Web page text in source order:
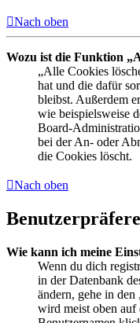
Nach oben
Wozu ist die Funktion
„Alle Cookies
hat und die dafür
bleibst. Außerdem
wie beispielsweise
Board-
bei der An- oder
die Cookies löscht.
Nach oben
Wie kann ich meine
Wenn du dich
in der Datenbank
ändern, gehe in
wird meist oben auf